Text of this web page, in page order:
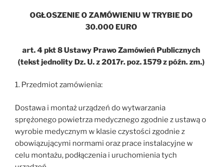
OGŁOSZENIE O ZAMÓWIENIU W TRYBIE DO
30.000 EURO
art. 4 pkt 8 Ustawy Prawo Zamówień Publicznych
(tekst jednolity Dz. U. z 2017r. poz. 1579 z późn. zm.)
1. Przedmiot zamówienia:
Dostawa i montaż urządzeń do wytwarzania
sprężonego powietrza medycznego zgodnie z ustawą o
wyrobie medycznym w klasie czystości zgodnie z
obowiązującymi normami oraz prace instalacyjne w
celu montażu, podłączenia i uruchomienia tych